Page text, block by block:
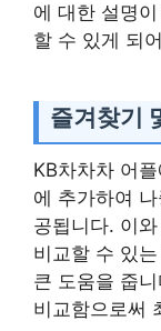
에 대한 설명
할 수 있게 되
즐겨찾기
KB차차차 어
에 추가하여
공됩니다. 이
비교할 수 있
큰 도움을 줍
비교함으로써